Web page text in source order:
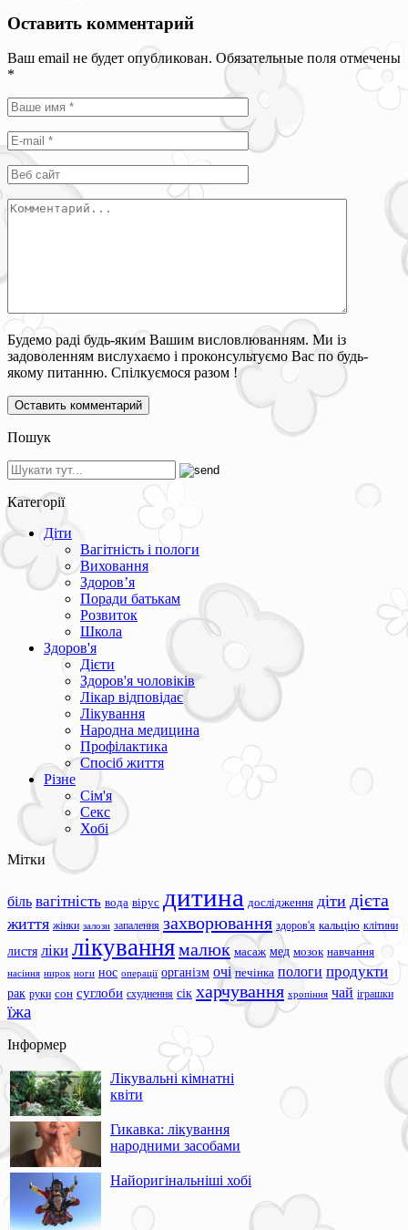
Оставить комментарий
Ваш email не будет опубликован. Обязательные поля отмечены
*
Будемо раді будь-яким Вашим висловлюванням. Ми із
задоволенням вислухаємо і проконсультуємо Вас по будь-
якому питанню. Спілкуємося разом !
Пошук
Категорії
Діти
Вагітність і пологи
Виховання
Здоров’я
Поради батькам
Розвиток
Школа
Здоров'я
Дієти
Здоров'я чоловіків
Лікар відповідає
Лікування
Народна медицина
Профілактика
Спосіб життя
Різне
Сім'я
Секс
Хобі
Мітки
біль вагітність вода вірус дитина дослідження діти дієта
життя жінки залози запалення захворювання здоров'я кальцію клітини
листя ліки лікуваннямалюк масаж мед мозок навчання
насіння нирок ноги нос операції організм очі печінка пологи продукти
рак руки сон суглоби схуднення сік харчування хропіння чай іграшки
їжа
Інформер
Лікувальні кімнатні
квіти
Гикавка: лікування
народними засобами
Найоригінальніші хобі